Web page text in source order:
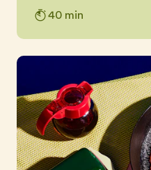
40 min